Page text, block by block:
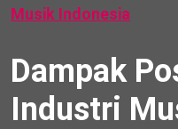
Musik Indonesia
Dampak
Industri